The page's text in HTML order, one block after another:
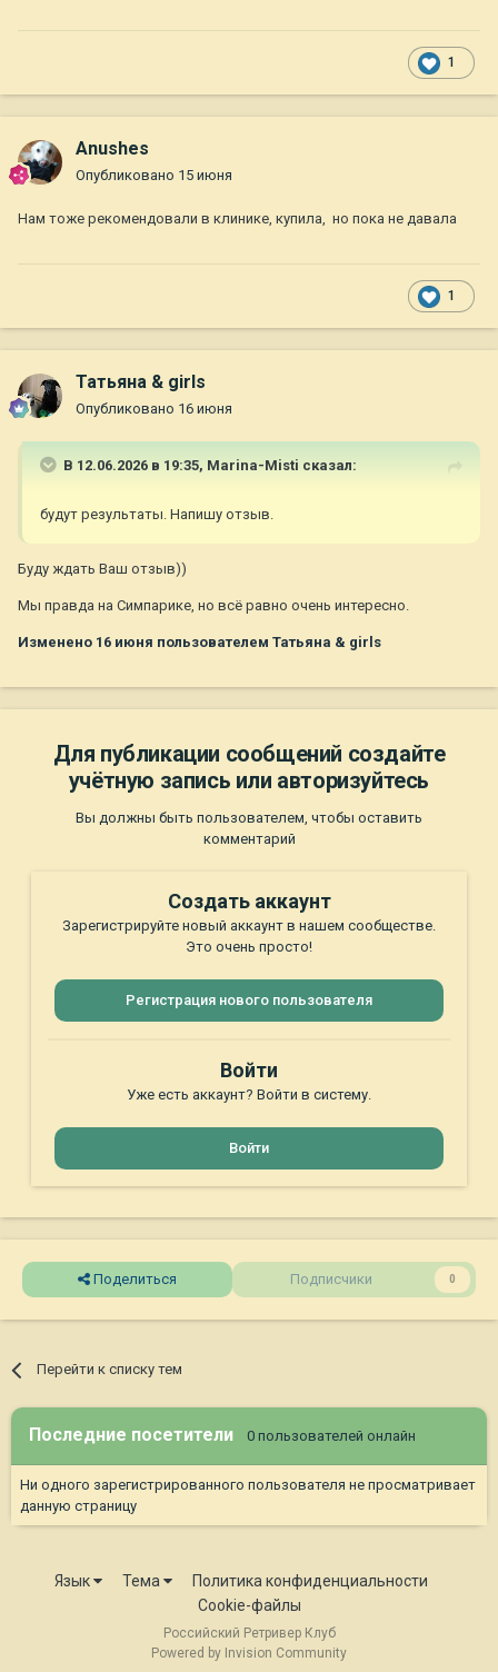
1
Anushes
Опубликовано 15 июня
Нам тоже рекомендовали в клинике, купила, но пока не давала
1
Татьяна & girls
Опубликовано 16 июня
В 12.06.2026 в 19:35, Marina-Misti сказал:
будут результаты. Напишу отзыв.
Буду ждать Ваш отзыв))
Мы правда на Симпарике, но всё равно очень интересно.
Изменено 16 июня пользователем Татьяна & girls
Для публикации сообщений создайте
учётную запись или авторизуйтесь
Вы должны быть пользователем, чтобы оставить
комментарий
Создать аккаунт
Зарегистрируйте новый аккаунт в нашем сообществе.
Это очень просто!
Регистрация нового пользователя
Войти
Уже есть аккаунт? Войти в систему.
Войти
Поделиться Подписчики 0
Перейти к списку тем
Последние посетители 0 пользователей онлайн
Ни одного зарегистрированного пользователя не просматривает
данную страницу
Язык Тема
Политика конфиденциальности
Cookie-файлы
Российский Ретривер Клуб
Powered by Invision Community